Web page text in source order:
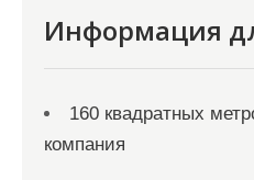
Информация
160 квадратных
компания